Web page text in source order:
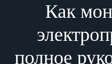
Как
полное